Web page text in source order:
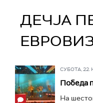
ДЕЧЈА
СУБОТА, 22.
Победа
На